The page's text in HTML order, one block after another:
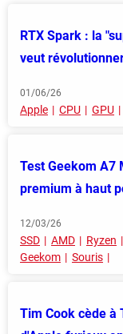
RTX Spark : la
veut
01/06/26
Apple CPU GPU
Test Geekom A7
premium à haut
12/03/26
SSD AMD Ryzen
Geekom
Souris
Tim Cook cède à